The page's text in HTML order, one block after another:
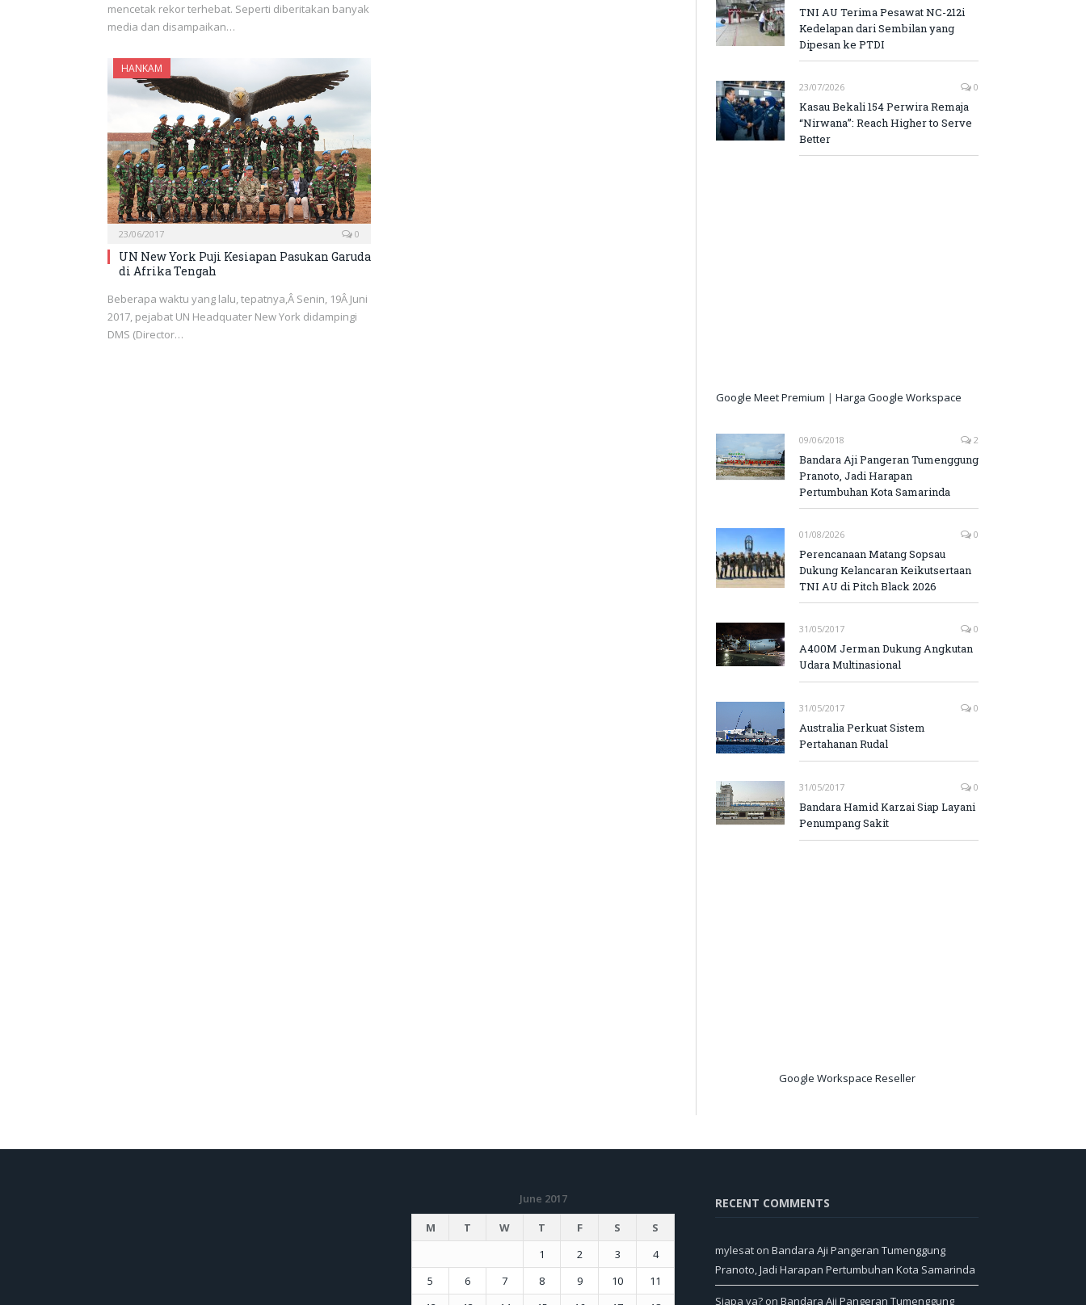
mencetak rekor terhebat. Seperti diberitakan banyak
media dan disampaikan…
HANKAM
23/06/2017 0
UN New York Puji Kesiapan Pasukan Garuda
di Afrika Tengah
Beberapa waktu yang lalu, tepatnya,Â Senin, 19Â Juni
2017, pejabat UN Headquater New York didampingi
DMS (Director…
TNI AU Terima Pesawat NC-212i
Kedelapan dari Sembilan yang
Dipesan ke PTDI
23/07/2026 0
Kasau Bekali 154 Perwira Remaja
“Nirwana”: Reach Higher to Serve
Better
Google Meet Premium | Harga Google Workspace
09/06/2018 2
Bandara Aji Pangeran Tumenggung
Pranoto, Jadi Harapan
Pertumbuhan Kota Samarinda
01/08/2026 0
Perencanaan Matang Sopsau
Dukung Kelancaran Keikutsertaan
TNI AU di Pitch Black 2026
31/05/2017 0
A400M Jerman Dukung Angkutan
Udara Multinasional
31/05/2017 0
Australia Perkuat Sistem
Pertahanan Rudal
31/05/2017 0
Bandara Hamid Karzai Siap Layani
Penumpang Sakit
Google Workspace Reseller
June 2017
M
T W T F S
S
1
2 3
4
5
6 7 8 9 10
11
RECENT COMMENTS
mylesat on Bandara Aji Pangeran Tumenggung
Pranoto, Jadi Harapan Pertumbuhan Kota Samarinda
Siapa ya? on Bandara Aji Pangeran Tumenggung